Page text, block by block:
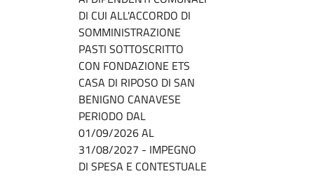
DI CUI ALL'ACCORDO DI
SOMMINISTRAZIONE
PASTI SOTTOSCRITTO
CON FONDAZIONE ETS
CASA DI RIPOSO DI SAN
BENIGNO CANAVESE
PERIODO DAL
01/09/2026 AL
31/08/2027 - IMPEGNO
DI SPESA E CONTESTUALE